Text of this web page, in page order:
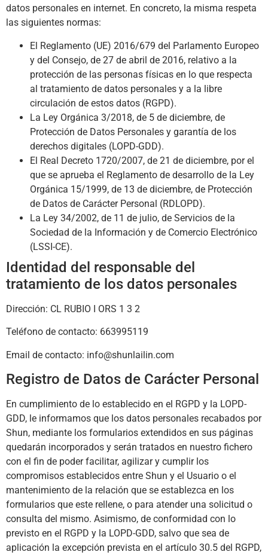
datos personales en internet. En concreto, la misma respeta
las siguientes normas:
El Reglamento (UE) 2016/679 del Parlamento Europeo
y del Consejo, de 27 de abril de 2016, relativo a la
protección de las personas físicas en lo que respecta
al tratamiento de datos personales y a la libre
circulación de estos datos (RGPD).
La Ley Orgánica 3/2018, de 5 de diciembre, de
Protección de Datos Personales y garantía de los
derechos digitales (LOPD-GDD).
El Real Decreto 1720/2007, de 21 de diciembre, por el
que se aprueba el Reglamento de desarrollo de la Ley
Orgánica 15/1999, de 13 de diciembre, de Protección
de Datos de Carácter Personal (RDLOPD).
La Ley 34/2002, de 11 de julio, de Servicios de la
Sociedad de la Información y de Comercio Electrónico
(LSSI-CE).
Identidad del responsable del
tratamiento de los datos personales
Dirección: CL RUBIO I ORS 1 3 2
Teléfono de contacto: 663995119
Email de contacto: info@shunlailin.com
Registro de Datos de Carácter Personal
En cumplimiento de lo establecido en el RGPD y la LOPD-
GDD, le informamos que los datos personales recabados por
Shun, mediante los formularios extendidos en sus páginas
quedarán incorporados y serán tratados en nuestro fichero
con el fin de poder facilitar, agilizar y cumplir los
compromisos establecidos entre Shun y el Usuario o el
mantenimiento de la relación que se establezca en los
formularios que este rellene, o para atender una solicitud o
consulta del mismo. Asimismo, de conformidad con lo
previsto en el RGPD y la LOPD-GDD, salvo que sea de
aplicación la excepción prevista en el artículo 30.5 del RGPD,